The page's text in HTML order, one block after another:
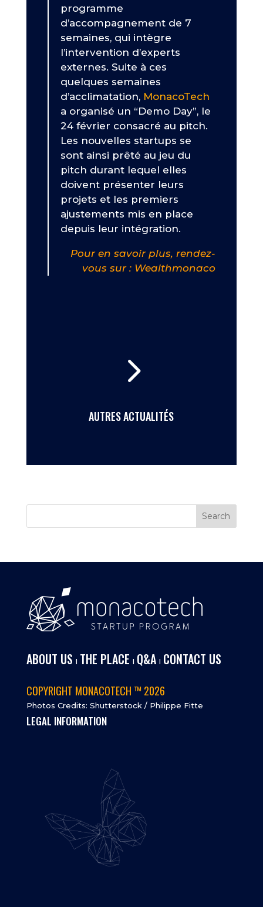
programme
d’accompagnement de 7
semaines, qui intègre
l’intervention d’experts
externes. Suite à ces
quelques semaines
d’acclimatation, MonacoTech
a organisé un “Demo Day”, le
24 février consacré au pitch.
Les nouvelles startups se
sont ainsi prêté au jeu du
pitch durant lequel elles
doivent présenter leurs
projets et les premiers
ajustements mis en place
depuis leur intégration.
Pour en savoir plus, rendez-
vous sur : Wealthmonaco
5
AUTRES ACTUALITÉS
ABOUT US I THE PLACE I Q&AI CONTACT US
COPYRIGHT MONACOTECH ™ 2026
Photos Credits: Shutterstock / Philippe Fitte
LEGAL INFORMATION